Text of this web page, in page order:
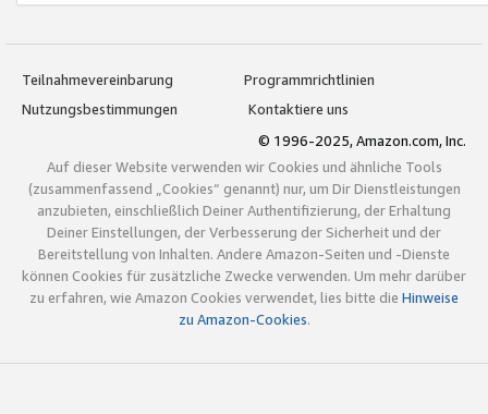
Teilnahmevereinbarung
Programmrichtlinien
Nutzungsbestimmungen
Kontaktiere uns
© 1996-2025, Amazon.com, Inc.
Auf dieser Website verwenden wir Cookies und ähnliche Tools
(zusammenfassend „Cookies“ genannt) nur, um Dir Dienstleistungen
anzubieten, einschließlich Deiner Authentifizierung, der Erhaltung
Deiner Einstellungen, der Verbesserung der Sicherheit und der
Bereitstellung von Inhalten. Andere Amazon-Seiten und -Dienste
können Cookies für zusätzliche Zwecke verwenden. Um mehr darüber
zu erfahren, wie Amazon Cookies verwendet, lies bitte die Hinweise
zu Amazon-Cookies.